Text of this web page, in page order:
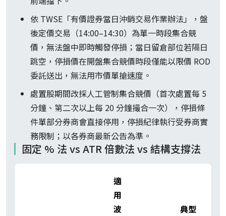
依 TWSE「有價證券當日沖銷交易作業辦法」，盤
後定價交易（14:00–14:30）為單一時段集合競
價，無法盤中即時觸發停損；當日留倉部位若隔日
跳空，停損價在開盤集合競價時段僅能以限價 ROD
委託送出，無法用市價單搶速度。
處置股期間改採人工管制集合競價（首次處置每 5
分鐘、第二次以上每 20 分鐘撮合一次），停損條
件單部分券商會直接停用，停損紀律執行受券商實
務限制；以各券商最新公告為準。
固定 % 法 vs ATR 倍數法 vs 結構支撐法
適
用
波
典型